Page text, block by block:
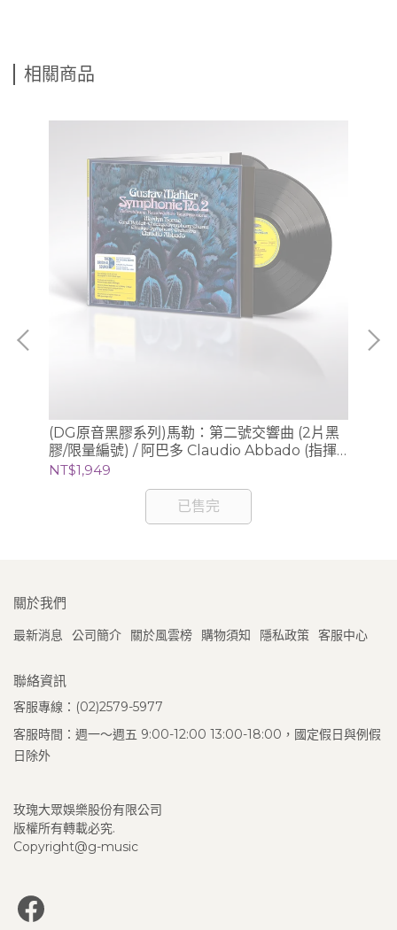
相關商品
(DG原音黑膠系列)馬勒：第二號交響曲 (2片黑
膠/限量編號) / 阿巴多 Claudio Abbado (指揮)
芝加哥交響樂團
NT$1,949
已售完
關於我們
最新消息 公司簡介 關於風雲榜 購物須知 隱私政策 客服中心
聯絡資訊
客服專線：(02)2579-5977
客服時間：週一～週五 9:00-12:00 13:00-18:00，國定假日與例假
日除外
玫瑰大眾娛樂股份有限公司
版權所有轉載必究.
Copyright@g-music